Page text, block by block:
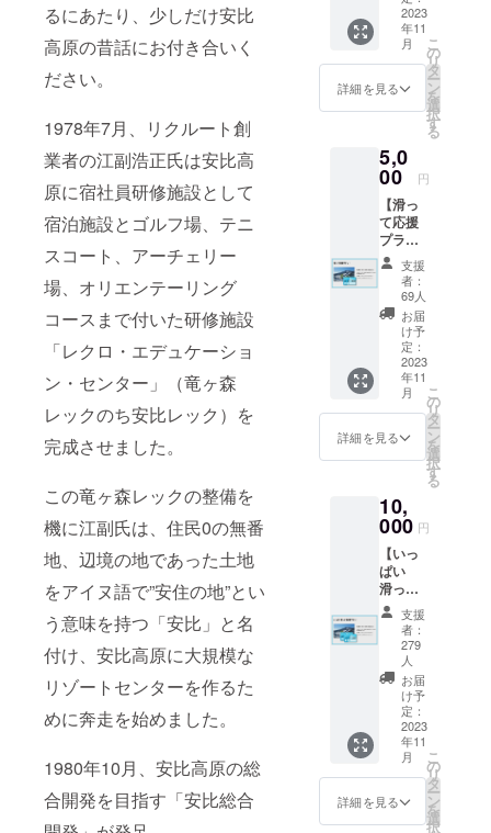
るにあたり、少しだけ安比
高原の昔話にお付き合いく
ださい。
1978年7月、リクルート創
業者の江副浩正氏は安比高
原に宿社員研修施設として
宿泊施設とゴルフ場、テニ
スコート、アーチェリー
場、オリエンテーリング
コースまで付いた研修施設
「レクロ・エデュケーショ
ン・センター」（竜ヶ森
レックのち安比レック）を
完成させました。
この竜ヶ森レックの整備を
機に江副氏は、住民0の無番
地、辺境の地であった土地
をアイヌ語で”安住の地”とい
う意味を持つ「安比」と名
付け、安比高原に大規模な
リゾートセンターを作るた
めに奔走を始めました。
1980年10月、安比高原の総
合開発を目指す「安比総合
セージ
をお送
りいた
しま
す。
2023
年11
月
詳細を見る
こ
の
リ
タ
ー
ン
を
選
択
す
る
5,0
00 円
【滑っ
て応援
プラ
ン！】
安比高
原ス
キー場
リフト1
日券1
枚をお
届けし
ます。
2023-
24 シー
ズンの
シーズ
お届け
します
ので、
たくさ
ん滑っ
て安比
高原を
応援し
てくだ
さい！
有効期
限 /
2023 年
12 月2
日～
2024 年
5 月6
日 ※
支援
者：
69人
お届
け予
定：
2023
年11
月
詳細を見る
こ
の
リ
タ
ー
ン
を
選
択
す
る
10,
000 円
【いっ
ぱい
滑って
応援プ
ラ
ン！】
安比高
原ス
キー場
リフト1
日券2
枚をお
届けし
ます。
2023-
支援
者：
279
人
お届
け予
定：
2023
年11
月
詳細を見る
こ
の
リ
タ
ー
ン
を
選
択